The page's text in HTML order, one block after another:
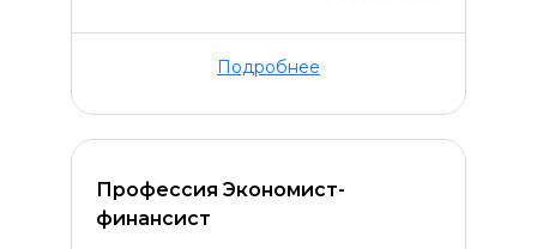
Подробнее
Профессия Экономист-
финансист